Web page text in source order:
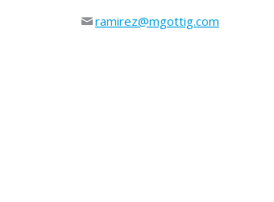
ramirez@mgottig.com